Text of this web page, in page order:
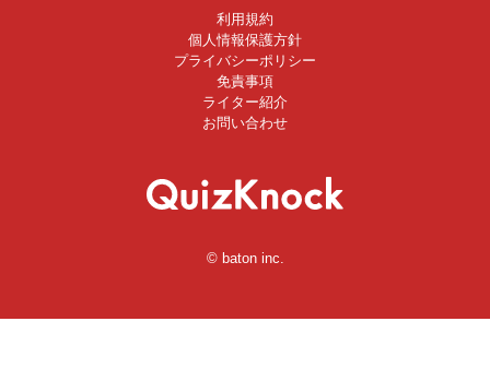
利用規約
個人情報保護方針
プライバシーポリシー
免責事項
ライター紹介
お問い合わせ
© baton inc.